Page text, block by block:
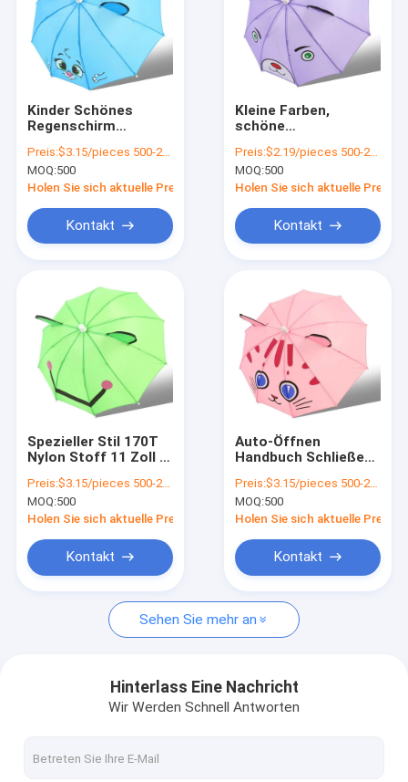
Produits
Über uns
Kontakt
Schlagschirm
Länger Regenschirm
Digitaler Druckschirm
Rückregenschirm
Schnell lieferter Regenschirm
Wasserdichtes Regenmantel
Kinder Schönes
Regenschirm
Rippen Druck Logo
Nylon Polyester
perfekt für die Reise
Preis:$3.15/pieces 500-2999 pieces
MOQ:500
Holen Sie sich aktuelle Preis
Kontakt
Kleine Farben,
schöne
Kinder 3D-Tierschirm
für Hochzeitsreisen
Preis:$2.19/pieces 500-2999 pieces
MOQ:500
Holen Sie sich aktuelle Preis
Kontakt
Spezieller Stil 170T
Nylon Stoff 11 Zoll *
gedruckte 3D-Schirm
für Kinder
Preis:$3.15/pieces 500-2999 pieces
MOQ:500
Holen Sie sich aktuelle Preis
Kontakt
Auto-Öffnen
Handbuch Schließen
geraden Haken Griff
und leichten Stoff
Preis:$3.15/pieces 500-2999 pieces
MOQ:500
Holen Sie sich aktuelle Preis
Kontakt
Sehen Sie mehr an
Hinterlass Eine Nachricht
Wir Werden Schnell Antworten